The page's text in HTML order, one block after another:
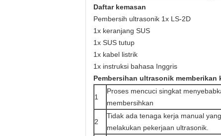
Daftar kemasan
Pembersih ultrasonik 1x LS-2D
1x keranjang SUS
1x SUS tutup
1x kabel listrik
1x instruksi bahasa Inggris
Pembersihan ultrasonik
1
Proses mencuci singkat
membersihkan
2
Tidak ada tenaga kerja manual
melakukan pekerjaan ultrasonik.